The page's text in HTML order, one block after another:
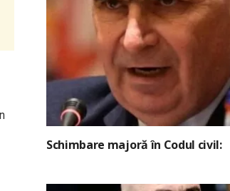
Schimbare majoră în Codul civil: